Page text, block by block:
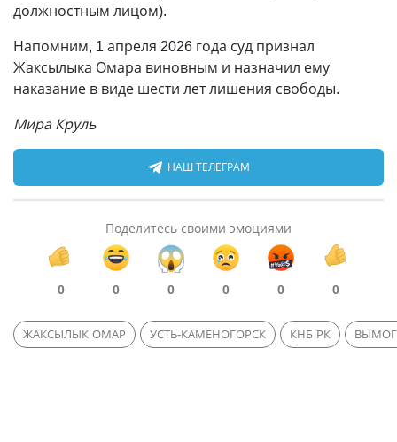
должностным лицом).
Напомним, 1 апреля 2026 года суд признал
Жаксылыка Омара виновным и назначил ему
наказание в виде шести лет лишения свободы.
Мира Круль
НАШ ТЕЛЕГРАМ
Поделитесь своими эмоциями
0 0 0 0 0 0
ЖАКСЫЛЫК ОМАР УСТЬ-КАМЕНОГОРСК КНБ РК